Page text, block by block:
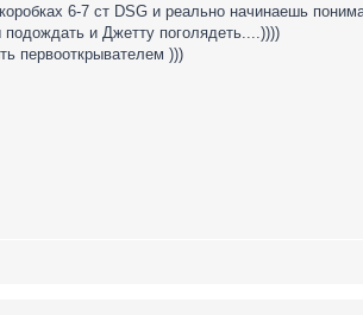
6-7 ст DSG и реально начинаешь
и Джетту поголядеть....))))
первооткрывателем )))